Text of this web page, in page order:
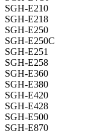
SGH-E210
SGH-E218
SGH-E250
SGH-E250C
SGH-E251
SGH-E258
SGH-E360
SGH-E380
SGH-E420
SGH-E428
SGH-E500
SGH-E870